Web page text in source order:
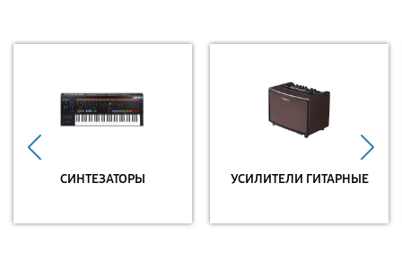
СИНТЕЗАТОРЫ УСИЛИТЕЛИ ГИТАРНЫЕ